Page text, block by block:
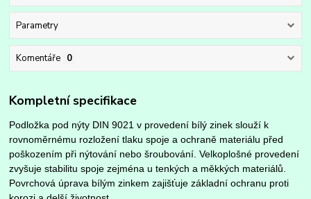
Parametry
Komentáře 0
Kompletní specifikace
Podložka pod nýty DIN 9021 v provedení bílý zinek slouží k
rovnoměrnému rozložení tlaku spoje a ochraně materiálu před
poškozením při nýtování nebo šroubování. Velkoplošné provedení
zvyšuje stabilitu spoje zejména u tenkých a měkkých materiálů.
Povrchová úprava bílým zinkem zajišťuje základní ochranu proti